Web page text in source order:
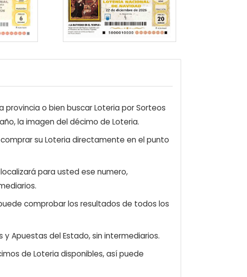
provincia o bien buscar Loteria por Sorteos
la imagen del décimo de Loteria.
su Loteria directamente en el punto
para usted ese numero,
comprobar los resultados de todos los
Apuestas del Estado, sin intermediarios.
de Loteria disponibles, así puede